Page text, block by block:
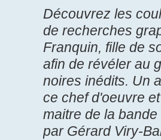
Découvrez les
de recherches
Franquin, fille de
afin de révéler au
noires inédits. Un
ce chef d'oeuvre
maitre de la
par Gérard Viry-